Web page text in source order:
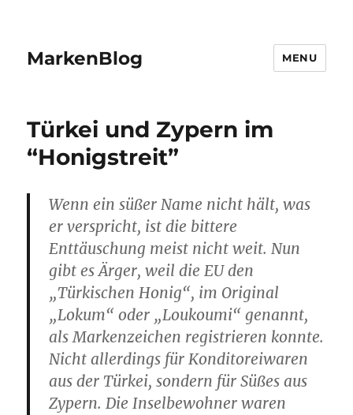
MarkenBlog MENU
Türkei und Zypern im
“Honigstreit”
Wenn ein süßer Name nicht hält, was
er verspricht, ist die bittere
Enttäuschung meist nicht weit. Nun
gibt es Ärger, weil die EU den
„Türkischen Honig“, im Original
„Lokum“ oder „Loukoumi“ genannt,
als Markenzeichen registrieren konnte.
Nicht allerdings für Konditoreiwaren
aus der Türkei, sondern für Süßes aus
Zypern. Die Inselbewohner waren